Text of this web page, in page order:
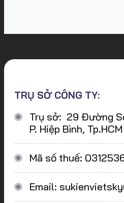
TRỤ SỞ CÔNG TY:
Trụ sở: 29 Đường
P. Hiệp Bình, Tp.HCM
Mã số thuế:
Email: